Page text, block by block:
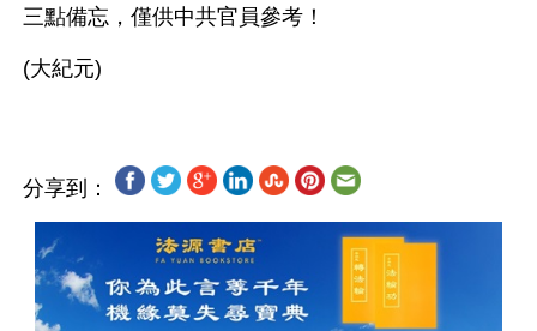
三點備忘，僅供中共官員參考！
分享到：